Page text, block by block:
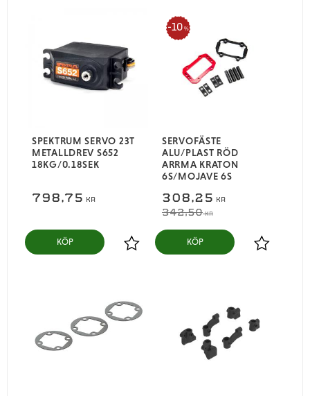
SPEKTRUM SERVO 23T
METALLDREV S652
18KG/0.18SEK
798,75 KR
Lägg till i favoriter
KÖP
SERVOFÄSTE
ALU/PLAST RÖD
ARRMA KRATON
6S/MOJAVE 6S
308,25 KR
342,50KR
10 %
Lägg till i
KÖP